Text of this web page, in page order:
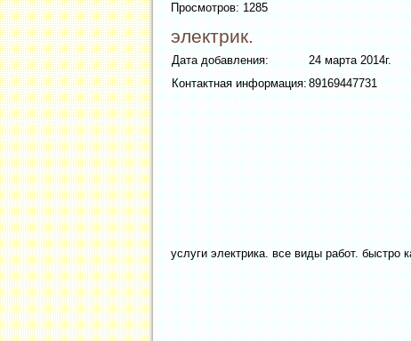
Просмотров: 1285
электрик.
Дата добавления:
24 марта 2014г.
Контактная информация:89169447731
услуги электрика. все виды работ. быстро